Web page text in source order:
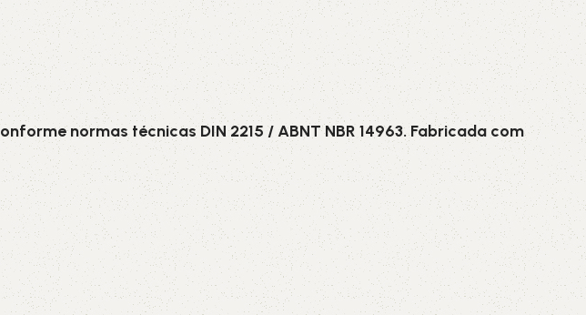
normas técnicas DIN 2215 / ABNT NBR 14963. Fabricada com